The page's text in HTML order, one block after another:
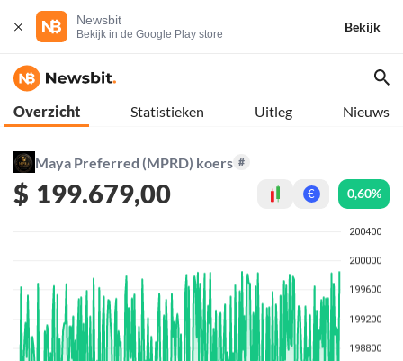
Newsbit
Bekijk in de Google Play store
Bekijk
Overzicht Statistieken Uitleg Nieuws
Maya Preferred (MPRD) koers #
$ 199.679,00 € 0,60%